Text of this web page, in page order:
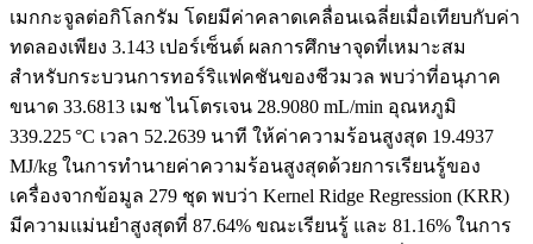
เมกกะจูลต่อกิโลกรัม โดยมีค่าคลาดเคลื่อนเฉลี่ยเมื่อเทียบกับค่า
ทดลองเพียง 3.143 เปอร์เซ็นต์ ผลการศึกษาจุดที่เหมาะสม
สำหรับกระบวนการทอร์ริแฟคชันของชีวมวล พบว่าที่อนุภาค
ขนาด 33.6813 เมช ไนโตรเจน 28.9080 mL/min อุณหภูมิ
339.225 °C เวลา 52.2639 นาที ให้ค่าความร้อนสูงสุด 19.4937
MJ/kg ในการทำนายค่าความร้อนสูงสุดด้วยการเรียนรู้ของ
เครื่องจากข้อมูล 279 ชุด พบว่า Kernel Ridge Regression (KRR)
มีความแม่นยำสูงสุดที่ 87.64% ขณะเรียนรู้ และ 81.16% ในการ